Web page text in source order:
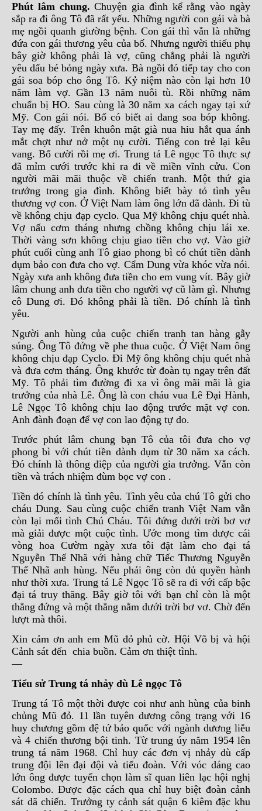
Phút lâm chung. Chuyện gia đình kể rằng vào ngày
sắp ra đi ông Tô đã rất yếu. Những người con gái và bà
mẹ ngồi quanh giường bệnh. Con gái thì vẫn là những
đứa con gái thương yêu của bố. Nhưng người thiếu phụ
bây giờ không phải là vợ, cũng chẳng phải là người
yêu dấu bé bỏng ngày xưa. Bà ngồi đó tiếp tay cho con
gái soa bóp cho ông Tô. Kỷ niệm nào còn lại hơn 10
năm làm vợ. Gần 13 năm nuôi tù. Rồi những năm
chuẩn bị HO. Sau cùng là 30 năm xa cách ngay tại xứ
Mỹ. Con gái nói. Bố có biết ai đang soa bóp không.
Tay mẹ đấy. Trên khuôn mặt già nua hiu hắt qua ánh
mắt chợt như nở một nụ cười. Tiếng con trẻ lại kêu
vang. Bố cười rồi mẹ ơi. Trung tá Lê ngọc Tô thực sự
đã mỉm cưới trước khi ra đi về miền vĩnh cửu. Con
người mãi mãi thuộc về chiến tranh. Một thứ gia
trưởng trong gia đình. Không biết bày tỏ tình yêu
thương vợ con. Ở Việt Nam làm ông lớn đã đành. Đi tù
về không chịu đạp cyclo. Qua Mỹ không chịu quét nhà.
Vợ nấu cơm tháng nhưng chồng không chịu lái xe.
Thời vàng sơn không chịu giao tiền cho vợ. Vào giờ
phút cuối cùng anh Tô giao phong bì có chút tiền dành
dụm bảo con đưa cho vợ. Cẩm Dung vừa khóc vừa nói.
Ngày xưa anh không đưa tiền cho em vung vít. Bây giờ
lâm chung anh đưa tiền cho người vợ cũ làm gì. Nhưng
cô Dung ơi. Đó không phải là tiền. Đó chính là tình
yêu.
Người anh hùng của cuộc chiến tranh tan hàng gẫy
súng. Ông Tô đứng về phe thua cuộc. Ở Việt Nam ông
không chịu đạp Cyclo. Đi Mỹ ông không chịu quét nhà
và đưa cơm tháng. Ông khước từ đoàn tụ ngay trên đất
Mỹ. Tô phải tìm đường đi xa vì ông mãi mãi là gia
trưởng của nhà Lê. Ông là con cháu vua Lê Đại Hành,
Lê Ngọc Tô không chịu lao động trước mặt vợ con.
Anh đành đoạn để vợ con lao động tự do.
Trước phút lâm chung bạn Tô của tôi đưa cho vợ
phong bì với chút tiền dành dụm từ 30 năm xa cách.
Đó chính là thông điệp của người gia trưởng. Vẫn còn
tiền và trách nhiệm đùm bọc vợ con .
Tiền đó chính là tình yêu. Tình yêu của chú Tô gửi cho
cháu Dung. Sau cùng cuộc chiến tranh Việt Nam vẫn
còn lại mối tình Chú Cháu. Tôi đứng dưới trời bơ vơ
mà giải được một cuộc tình. Ước mong tìm được cái
vòng hoa Cườm ngày xưa tôi đặt làm cho đại tá
Nguyễn Thế Nhã với hàng chữ Tiếc Thương Nguyễn
Thế Nhã anh hùng. Nếu phải ông còn đủ quyền hành
như thời xưa. Trung tá Lê Ngọc Tô sẽ ra đi với cấp bậc
đại tá truy thăng. Bây giờ tôi với bạn chỉ còn là một
thằng đứng và một thằng nằm dưới trời bơ vơ. Chờ đến
lượt mà thôi.
Xin cảm ơn anh em Mũ đỏ phủ cờ. Hội Võ bị và hội
Cảnh sát đến chia buồn. Cảm ơn thiệt tình.
—
Tiểu sử Trung tá nhảy dù Lê ngọc Tô
Trung tá Tô một thời được coi như anh hùng của binh
chủng Mũ đỏ. 11 lần tuyên dương công trạng với 16
huy chương gồm đệ tứ bảo quốc với ngành dương liễu
và 4 chiến thương bội tinh. Từ trung úy năm 1954 lên
trung tá năm 1968. Chỉ huy các đơn vị nhảy dù cấp
trung đội lên đại đội và tiểu đoàn. Với vóc dáng cao
lớn ông được tuyển chọn làm sĩ quan liên lạc hội nghị
Colombo. Được đặc cách qua chỉ huy biệt đoàn cảnh
sát dã chiến. Trưởng ty cảnh sát quận 6 kiêm đặc khu